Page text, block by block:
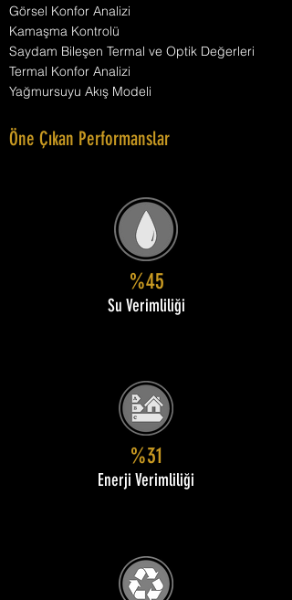
Görsel Konfor Analizi
Kamaşma Kontrolü
Saydam Bileşen Termal ve Optik Değerleri
Termal Konfor Analizi
Yağmursuyu Akış Modeli
Öne Çıkan Performanslar
%45
Su Verimliliği
%31
Enerji Verimliliği